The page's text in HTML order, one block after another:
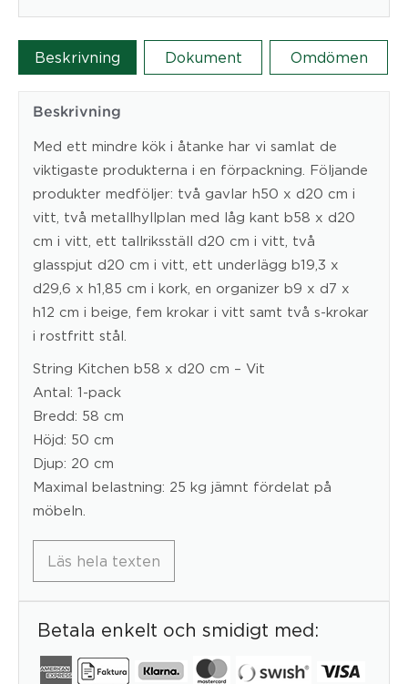
Beskrivning Dokument Omdömen
Beskrivning
Med ett mindre kök i åtanke har vi samlat de
viktigaste produkterna i en förpackning. Följande
produkter medföljer: två gavlar h50 x d20 cm i
vitt, två metallhyllplan med låg kant b58 x d20
cm i vitt, ett tallriksställ d20 cm i vitt, två
glasspjut d20 cm i vitt, ett underlägg b19,3 x
d29,6 x h1,85 cm i kork, en organizer b9 x d7 x
h12 cm i beige, fem krokar i vitt samt två s-krokar
i rostfritt stål.
String Kitchen b58 x d20 cm – Vit
Antal: 1-pack
Bredd: 58 cm
Höjd: 50 cm
Djup: 20 cm
Maximal belastning: 25 kg jämnt fördelat på
möbeln.
Läs hela texten
Betala enkelt och smidigt med: